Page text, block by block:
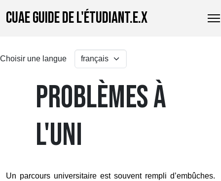
CUAE GUIDE DE L'ÉTUDIANT.E.X
Choisir une langue
PROBLÈMES À
L'UNI
Un parcours universitaire est souvent rempli d’embûches.